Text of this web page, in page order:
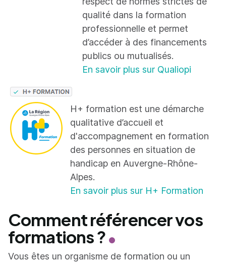
qualité dans la formation
professionnelle et permet
d’accéder à des financements
publics ou mutualisés.
En savoir plus sur Qualiopi
H+ formation est une démarche
qualitative d’accueil et
d'accompagnement en formation
des personnes en situation de
handicap en Auvergne-Rhône-
Alpes.
En savoir plus sur H+ Formation
Comment référencer vos
formations ?
Vous êtes un organisme de formation ou un